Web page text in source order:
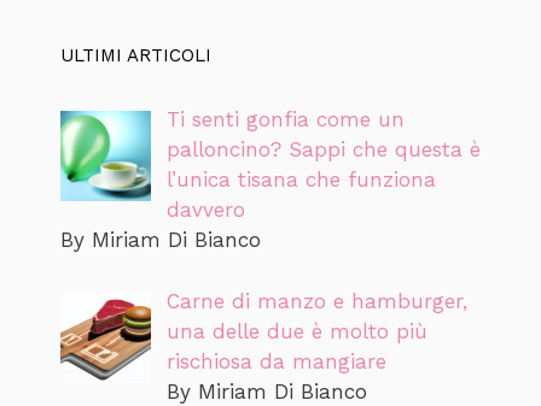
ULTIMI ARTICOLI
Ti senti gonfia come un
palloncino? Sappi che questa è
l’unica tisana che funziona
davvero
By Miriam Di Bianco
Carne di manzo e hamburger,
una delle due è molto più
rischiosa da mangiare
By Miriam Di Bianco